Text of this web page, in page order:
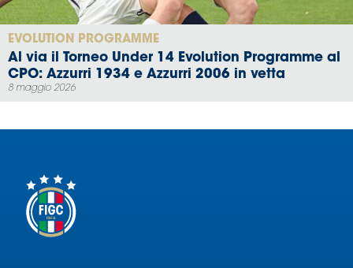
EVOLUTION PROGRAMME
Al via il Torneo Under 14 Evolution Programme al
CPO: Azzurri 1934 e Azzurri 2006 in vetta
8 maggio 2026